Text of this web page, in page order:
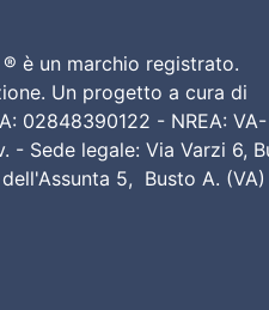
è un marchio registrato.
Un progetto a cura di
02848390122 - NREA: VA-
- Sede legale: Via Varzi 6,
5, Busto A. (VA)